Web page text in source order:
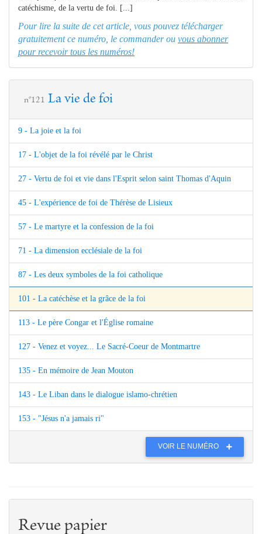
catéchisme, de la vertu de foi. [...]
Pour lire la suite de cet article, vous pouvez télécharger
gratuitement ce numéro, le commander ou vous abonner
pour recevoir tous les numéros!
n°121 La vie de foi
9 - La joie et la foi
17 - L'objet de la foi révélé par le Christ
27 - Vertu de foi et vie dans l'Esprit selon saint Thomas d'Aquin
45 - L'expérience de foi de Thérèse de Lisieux
57 - Le martyre et la confession de la foi
71 - La dimension ecclésiale de la foi
87 - Les deux symboles de la foi catholique
101 - La catéchèse et la grâce de la foi
113 - Le père Congar et l'Église romaine
127 - Venez et voyez... Le Sacré-Coeur de Montmartre
135 - En mémoire de Jean Mouton
143 - Le Liban dans le dialogue islamo-chrétien
153 - "Jésus n'a jamais ri"
VOIR LE NUMÉRO
Revue papier